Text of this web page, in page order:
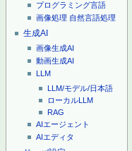
プログラミング言語
画像処理 自然言語処理
生成AI
画像生成AI
動画生成AI
LLM
LLM/モデル/日本語
ローカルLLM
RAG
AIエージェント
AIエディタ